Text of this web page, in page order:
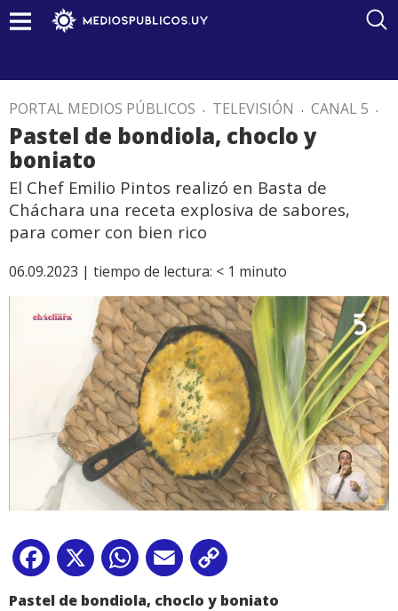
PORTAL MEDIOS PÚBLICOS . TELEVISIÓN . CANAL 5 .
Pastel de bondiola, choclo y
boniato
El Chef Emilio Pintos realizó en Basta de
Cháchara una receta explosiva de sabores,
para comer con bien rico
06.09.2023 | tiempo de lectura: < 1 minuto
Facebook
X WhatsApp
Email
Link
Pastel de bondiola, choclo y boniato